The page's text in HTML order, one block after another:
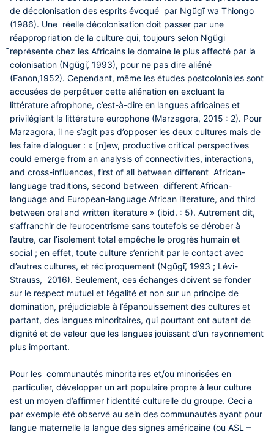
de décolonisation des esprits évoqué par Ngũgĩ wa Thiongo
(1986). Une réelle décolonisation doit passer par une
réappropriation de la culture qui, toujours selon Ngũgi
̃représente chez les Africains le domaine le plus affecté par la
colonisation (Ngũgi,̃ 1993), pour ne pas dire aliéné
(Fanon,1952). Cependant, même les études postcoloniales sont
accusées de perpétuer cette aliénation en excluant la
littérature afrophone, c’est-à-dire en langues africaines et
privilégiant la littérature europhone (Marzagora, 2015 : 2). Pour
Marzagora, il ne s’agit pas d’opposer les deux cultures mais de
les faire dialoguer : « [n]ew, productive critical perspectives
could emerge from an analysis of connectivities, interactions,
and cross-influences, first of all between different African-
language traditions, second between different African-
language and European-language African literature, and third
between oral and written literature » (ibid. : 5). Autrement dit,
s’affranchir de l’eurocentrisme sans toutefois se dérober à
l’autre, car l’isolement total empêche le progrès humain et
social ; en effet, toute culture s’enrichit par le contact avec
d’autres cultures, et réciproquement (Ngũgi,̃ 1993 ; Lévi-
Strauss, 2016). Seulement, ces échanges doivent se fonder
sur le respect mutuel et l’égalité et non sur un principe de
domination, préjudiciable à l’épanouissement des cultures et
partant, des langues minoritaires, qui pourtant ont autant de
dignité et de valeur que les langues jouissant d’un rayonnement
plus important.
Pour les communautés minoritaires et/ou minorisées en
particulier, développer un art populaire propre à leur culture
est un moyen d’affirmer l’identité culturelle du groupe. Ceci a
par exemple été observé au sein des communautés ayant pour
langue maternelle la langue des signes américaine (ou ASL –